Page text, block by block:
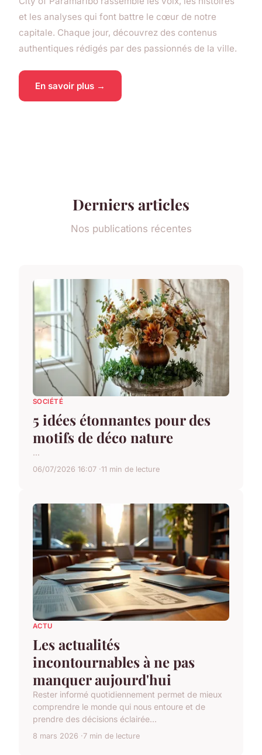
et les analyses qui font battre le cœur de notre
capitale. Chaque jour, découvrez des contenus
authentiques rédigés par des passionnés de la ville.
En savoir plus →
Derniers articles
Nos publications récentes
SOCIÉTÉ
5 idées étonnantes pour des
motifs de déco nature
...
06/07/2026 16:07 11 min de lecture
ACTU
Les actualités
incontournables à ne pas
manquer aujourd'hui
Rester informé quotidiennement permet de mieux
comprendre le monde qui nous entoure et de
prendre des décisions éclairée...
8 mars 2026 7 min de lecture